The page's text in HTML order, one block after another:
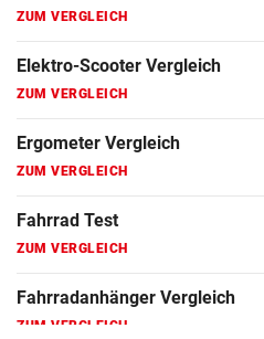
Fahrradanhänger Vergleich
ZUM VERGLEICH
Faszienrolle Vergleich
ZUM VERGLEICH
Hoverboard Vergleich
ZUM VERGLEICH
Kinderfahrrad Vergleich
ZUM VERGLEICH